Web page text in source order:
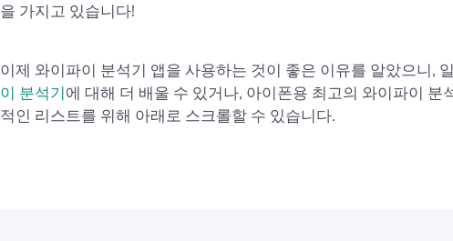
을 가지고 있습니다!
이제 와이파이 분석기 앱을 사용하는 것이 좋은 이유를 알았으니,
이 분석기에 대해 더 배울 수 있거나, 아이폰용 최고의 와이파이 분
적인 리스트를 위해 아래로 스크롤할 수 있습니다.